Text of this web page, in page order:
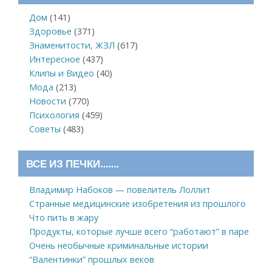
Дом (141)
Здоровье (371)
Знаменитости, ЖЗЛ (617)
Интересное (437)
Клипы и Видео (40)
Мода (213)
Новости (770)
Психология (459)
Советы (483)
ВСЕ ИЗ ПЕЧКИ…….
Владимир Набоков — повелитель Лоллит
Странные медицинские изобретения из прошлого
Что пить в жару
Продукты, которые лучше всего “работают” в паре
Очень необычные криминальные истории
“Валентинки” прошлых веков